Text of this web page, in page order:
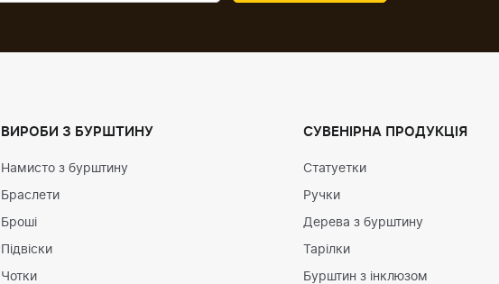
ВИРОБИ З БУРШТИНУ
Намисто з бурштину
Браслети
Броші
Підвіски
Чотки
СУВЕНІРНА ПРОДУКЦІЯ
Статуетки
Ручки
Дерева з бурштину
Тарілки
Бурштин з інклюзом